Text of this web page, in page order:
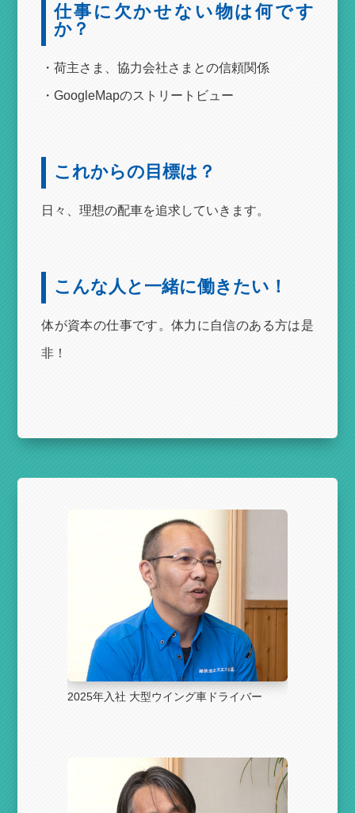
仕事に欠かせない物は何です
か？
・荷主さま、協力会社さまとの信頼関係
・GoogleMapのストリートビュー
これからの目標は？
日々、理想の配車を追求していきます。
こんな人と一緒に働きたい！
体が資本の仕事です。体力に自信のある方は是
非！
2025年入社 大型ウイング車ドライバー